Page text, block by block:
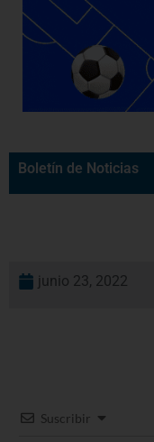
Boletín de Noticias
junio 23, 2022
Suscribir